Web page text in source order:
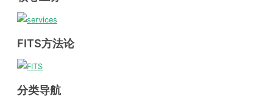
FITS方法论
分类导航